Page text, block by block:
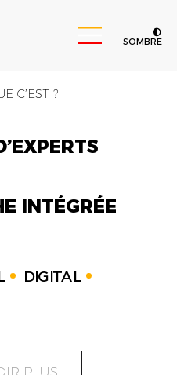
SOMBRE
C’EST ?
INTÉGRÉE
DIGITAL
PLUS